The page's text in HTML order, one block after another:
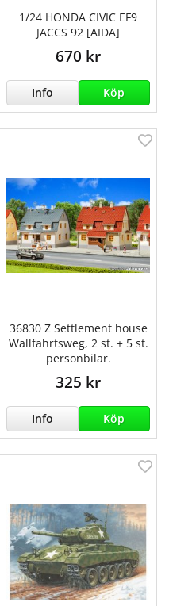
1/24 HONDA CIVIC EF9
JACCS 92 [AIDA]
670 kr
Info Köp
36830 Z Settlement house
Wallfahrtsweg, 2 st. + 5 st.
personbilar.
325 kr
Info Köp